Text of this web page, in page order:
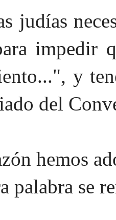
judías
impedir
y
del
hemos
palabra se